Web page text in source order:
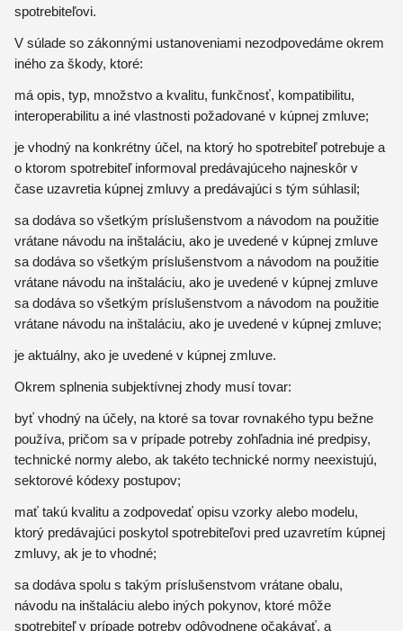
spotrebiteľovi.
V súlade so zákonnými ustanoveniami nezodpovedáme okrem
iného za škody, ktoré:
má opis, typ, množstvo a kvalitu, funkčnosť, kompatibilitu,
interoperabilitu a iné vlastnosti požadované v kúpnej zmluve;
je vhodný na konkrétny účel, na ktorý ho spotrebiteľ potrebuje a
o ktorom spotrebiteľ informoval predávajúceho najneskôr v
čase uzavretia kúpnej zmluvy a predávajúci s tým súhlasil;
sa dodáva so všetkým príslušenstvom a návodom na použitie
vrátane návodu na inštaláciu, ako je uvedené v kúpnej zmluve
sa dodáva so všetkým príslušenstvom a návodom na použitie
vrátane návodu na inštaláciu, ako je uvedené v kúpnej zmluve
sa dodáva so všetkým príslušenstvom a návodom na použitie
vrátane návodu na inštaláciu, ako je uvedené v kúpnej zmluve;
je aktuálny, ako je uvedené v kúpnej zmluve.
Okrem splnenia subjektívnej zhody musí tovar:
byť vhodný na účely, na ktoré sa tovar rovnakého typu bežne
používa, pričom sa v prípade potreby zohľadnia iné predpisy,
technické normy alebo, ak takéto technické normy neexistujú,
sektorové kódexy postupov;
mať takú kvalitu a zodpovedať opisu vzorky alebo modelu,
ktorý predávajúci poskytol spotrebiteľovi pred uzavretím kúpnej
zmluvy, ak je to vhodné;
sa dodáva spolu s takým príslušenstvom vrátane obalu,
návodu na inštaláciu alebo iných pokynov, ktoré môže
spotrebiteľ v prípade potreby odôvodnene očakávať, a